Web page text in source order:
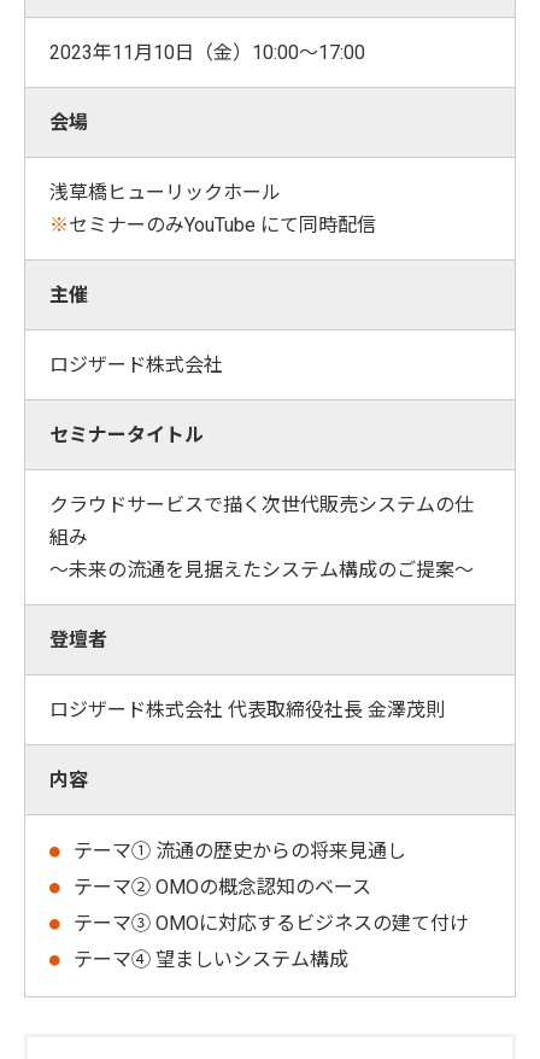
2023年11月10日（金）10:00～17:00
会場
浅草橋ヒューリックホール
※セミナーのみYouTube にて同時配信
主催
ロジザード株式会社
セミナータイトル
クラウドサービスで描く次世代販売システムの仕
組み
～未来の流通を見据えたシステム構成のご提案～
登壇者
ロジザード株式会社 代表取締役社長 金澤茂則
内容
テーマ① 流通の歴史からの将来見通し
テーマ② OMOの概念認知のベース
テーマ③ OMOに対応するビジネスの建て付け
テーマ④ 望ましいシステム構成